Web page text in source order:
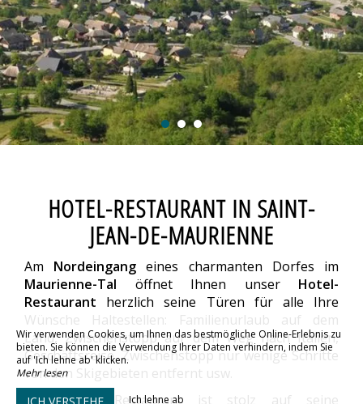
HOTEL-RESTAURANT IN SAINT-
JEAN-DE-MAURIENNE
Am Nordeingang eines charmanten Dorfes im
Maurienne-Tal öffnet Ihnen unser Hotel-
Restaurant herzlich seine Türen für alle Ihre
Wünsche Haltestellen: Familienurlaub auf dem
Land, Zwischenstopp auf dem Weg nach Italien,
Geschäftsreise, Zwischenstopp nur wenige Schritte
von den Skigebieten entfernt usw.
Unser Hotel-Restaurant ist stolz auf seine
Wir verwenden Cookies, um Ihnen das bestmögliche Online-Erlebnis zu
bieten. Sie können die Verwendung Ihrer Daten verhindern, indem Sie
auf 'Ich lehne ab' klicken.
Mehr lesen
Ich lehne ab